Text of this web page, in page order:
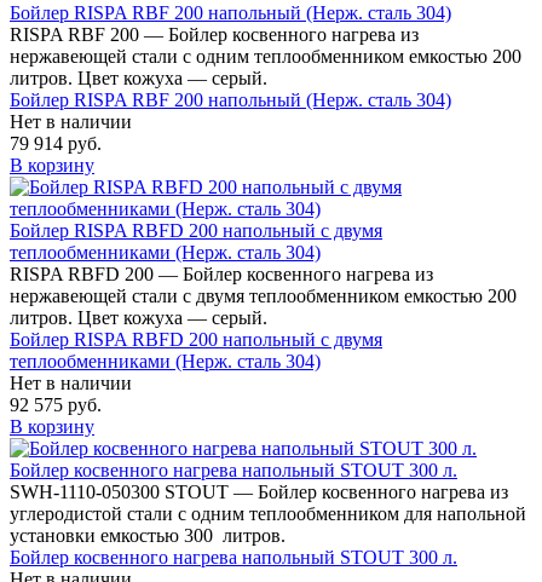
Бойлер RISPA RBF 200 напольный (Нерж. сталь 304)
RISPA RBF 200 — Бойлер косвенного нагрева из
нержавеющей стали с одним теплообменником емкостью 200
литров. Цвет кожуха — серый.
Бойлер RISPA RBF 200 напольный (Нерж. сталь 304)
Нет в наличии
79 914 руб.
В корзину
Бойлер RISPA RBFD 200 напольный c двумя
теплообменниками (Нерж. сталь 304)
RISPA RBFD 200 — Бойлер косвенного нагрева из
нержавеющей стали с двумя теплообменником емкостью 200
литров. Цвет кожуха — серый.
Бойлер RISPA RBFD 200 напольный c двумя
теплообменниками (Нерж. сталь 304)
Нет в наличии
92 575 руб.
В корзину
Бойлер косвенного нагрева напольный STOUT 300 л.
SWH-1110-050300 STOUT — Бойлер косвенного нагрева из
углеродистой стали с одним теплообменником для напольной
установки емкостью 300 литров.
Бойлер косвенного нагрева напольный STOUT 300 л.